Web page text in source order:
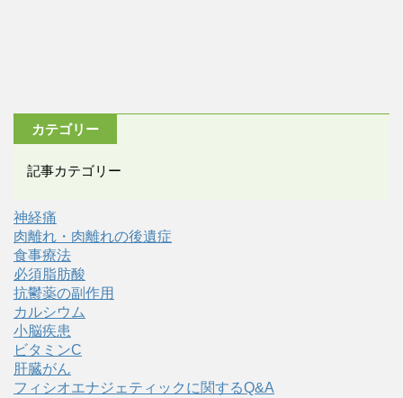
カテゴリー
記事カテゴリー
神経痛
肉離れ・肉離れの後遺症
食事療法
必須脂肪酸
抗鬱薬の副作用
カルシウム
小脳疾患
ビタミンC
肝臓がん
フィシオエナジェティックに関するQ&A